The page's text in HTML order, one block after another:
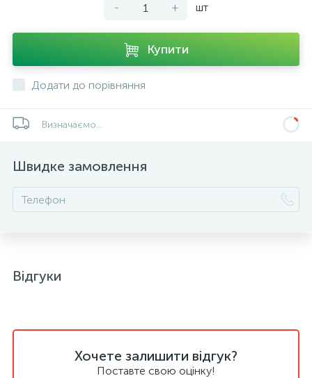
- + шт
Купити
Додати до порівняння
Визначаємо...
Швидке замовлення
Відгуки
Хочете залишити відгук?
Поставте свою оцінку!